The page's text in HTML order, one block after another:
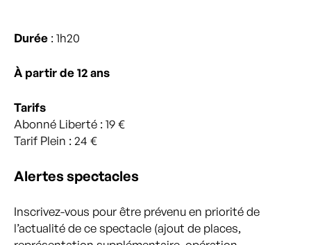
Durée : 1h20
À partir de 12 ans
Tarifs
Abonné Liberté : 19 €
Tarif Plein : 24 €
Alertes spectacles
Inscrivez-vous pour être prévenu en priorité de
l’actualité de ce spectacle (ajout de places,